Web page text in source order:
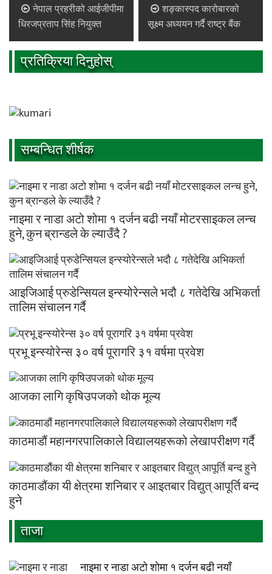
नेपाल प्रहरीको आईजीपीमा
धिरजप्रताप सिंह नियुक्त
शङ्कास्पद कारोबारको
सूक्ष्म अध्ययन गर्दै राष्ट्र बैंक
प्रतिक्रिया दिनुहोस्
सम्बन्धित शीर्षक
नाइमा र नाडा अटो शोमा १ दर्जन बढी नयाँ मोटरसाइकल लन्च
हुने, कुन ब्रान्डले के ल्याउँदै ?
आइजिआई प्रुडेन्सियल इन्स्योरेन्सले भदौ ८ गतेदेखि अभिकर्ता
तालिम संचालन गर्दै
प्रभू इन्स्योरेन्स ३० वर्ष पूरागरि ३१ वर्षमा प्रवेश
आजका लागि कृषिउपजको थोक मूल्य
काठमाडौं महानगरपालिकाले विद्यालयहरूको लेखापरीक्षण गर्दै
काठमाडौंका यी क्षेत्रमा शनिबार र आइतबार विद्युत् आपूर्ति बन्द
हुने
ताजा
नाइमा र नाडा अटो शोमा १ दर्जन बढी नयाँ